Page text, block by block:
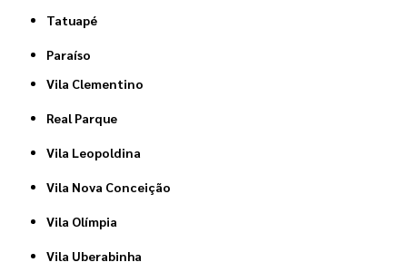
Tatuapé
Paraíso
Vila Clementino
Real Parque
Vila Leopoldina
Vila Nova Conceição
Vila Olímpia
Vila Uberabinha